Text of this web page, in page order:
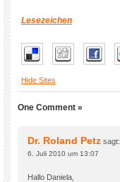
Lesezeichen
Hide Sites
One Comment »
Dr. Roland Petz sagt:
6. Juli 2010 um 13:07
Hallo Daniela,